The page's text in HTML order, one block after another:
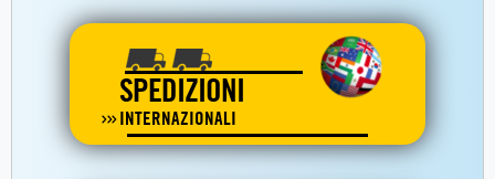
SPEDIZIONI
INTERNAZIONALI